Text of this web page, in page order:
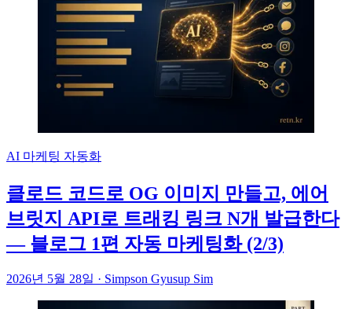
AI 마케팅 자동화
클로드 코드로 OG 이미지 만들고, 에어
브릿지 API로 트래킹 링크 N개 발급한다
— 블로그 1편 자동 마케팅화 (2/3)
2026년 5월 28일 · Simpson Gyusup Sim